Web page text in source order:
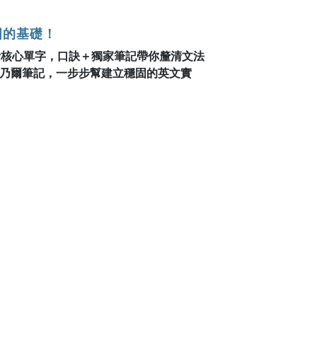
基礎！
心單字，口訣＋獨家筆記帶你釐清文法
爾筆記，一步步幫建立穩固的英文實